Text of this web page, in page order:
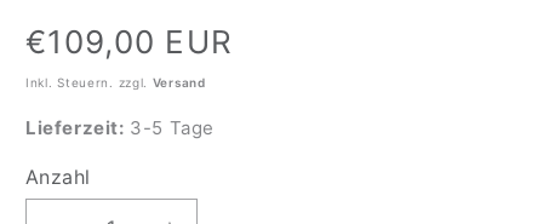
Normaler
Preis
€109,00 EUR
Inkl. Steuern. zzgl. Versand
Lieferzeit: 3-5 Tage
Anzahl
Anzahl